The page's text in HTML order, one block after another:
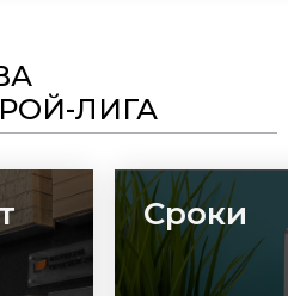
ЛИГА
Сроки